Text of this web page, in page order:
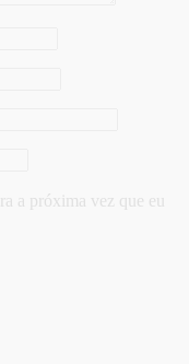
a próxima vez que eu